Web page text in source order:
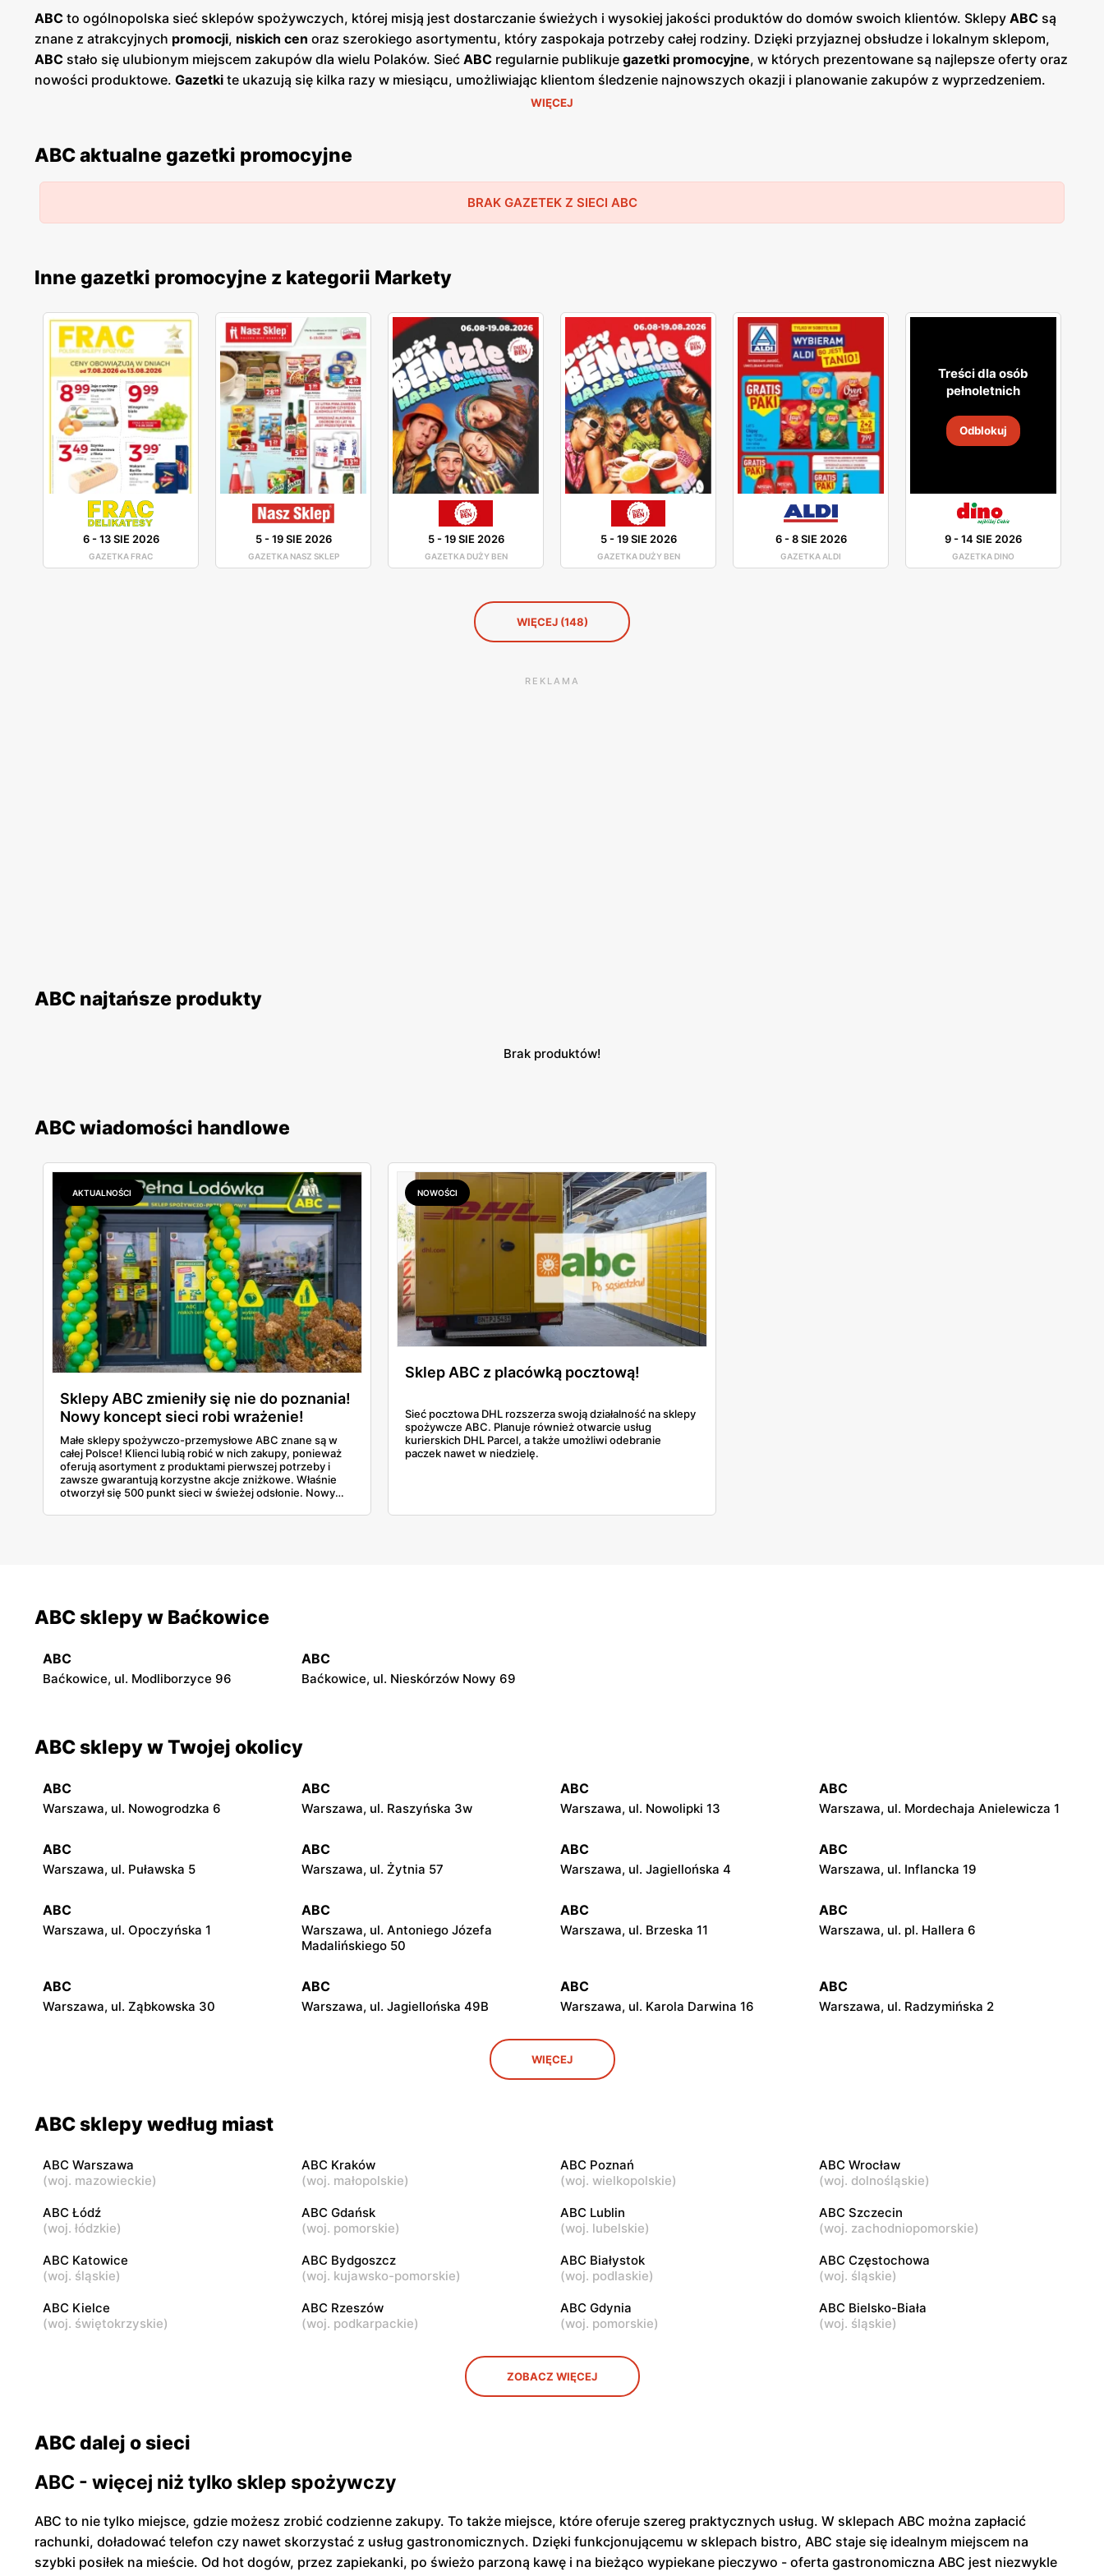
ABC to ogólnopolska sieć sklepów spożywczych, której misją jest dostarczanie świeżych i wysokiej jakości produktów do domów swoich klientów. Sklepy ABC są
znane z atrakcyjnych promocji, niskich cen oraz szerokiego asortymentu, który zaspokaja potrzeby całej rodziny. Dzięki przyjaznej obsłudze i lokalnym sklepom,
ABC stało się ulubionym miejscem zakupów dla wielu Polaków. Sieć ABC regularnie publikuje gazetki promocyjne, w których prezentowane są najlepsze oferty oraz
nowości produktowe. Gazetki te ukazują się kilka razy w miesiącu, umożliwiając klientom śledzenie najnowszych okazji i planowanie zakupów z wyprzedzeniem.
Dostępne są one zarówno w formie papierowej w sklepach, jak i w wersji online na stronie internetowej sieci. Jednym z kluczowych atutów sieci
wysoką jakość oferowanych artykułów. W ofercie sklepów
drobne AGD. Klienci mogą liczyć na częstepromocje, programy lojalnościowe oraz sezonowe wyprzedaże, które umożliwiają dodatkowe oszczędności. Sieć stawia
na transparentność cen oraz przejrzyste zasady promocji, co zyskało uznanie wśród stałych klientów. Sieć
Regularnegazetki promocyjne,niskie cenyoraz lokalne zaangażowanie to elementy, które przyciągają do sklepówABCszerokie grono zadowolonych klientów,
WIĘCEJ
ABC aktualne gazetki promocyjne
BRAK GAZETEK Z SIECI ABC
Inne gazetki promocyjne z kategorii Markety
6-13 SIE 2026
GAZETKA FRAC
5-19 SIE 2026
GAZETKA NASZ SKLEP
5-19 SIE 2026
GAZETKA DUŻY BEN
5-19 SIE 2026
GAZETKA DUŻY BEN
6-8 SIE 2026
GAZETKA ALDI
Treści dla osób
pełnoletnich
Odblokuj
9-14 SIE 2026
GAZETKA DINO
WIĘCEJ (148)
REKLAMA
ABC najtańsze produkty
Brak produktów!
ABC wiadomości handlowe
AKTUALNOŚCI
Sklepy ABC zmieniły się nie do poznania!
Nowy koncept sieci robi wrażenie!
Małe sklepy spożywczo-przemysłowe ABC znane są w
całej Polsce! Klienci lubią robić w nich zakupy, ponieważ
oferują asortyment z produktami pierwszej potrzeby i
zawsze gwarantują korzystne akcje zniżkowe. Właśnie
otworzył się 500 punkt sieci w świeżej odsłonie. Nowy
więcej!
NOWOŚCI
Sklep ABC z placówką pocztową!
Sieć pocztowa DHL rozszerza swoją działalność na sklepy
spożywcze ABC. Planuje również otwarcie usług
kurierskich DHL Parcel, a także umożliwi odebranie
paczek nawet w niedzielę.
ABC sklepy w Baćkowice
ABC
Baćkowice, ul. Modliborzyce 96
ABC
Baćkowice, ul. Nieskórzów Nowy 69
ABC sklepy w Twojej okolicy
ABC
Warszawa, ul. Nowogrodzka 6
ABC
Warszawa, ul. Raszyńska 3w
ABC
Warszawa, ul. Nowolipki 13
ABC
Warszawa, ul. Mordechaja Anielewicza 1
ABC
Warszawa, ul. Puławska 5
ABC
Warszawa, ul. Żytnia 57
ABC
Warszawa, ul. Jagiellońska 4
ABC
Warszawa, ul. Inflancka 19
ABC
Warszawa, ul. Opoczyńska 1
ABC
Warszawa, ul. Antoniego Józefa
Madalińskiego 50
ABC
Warszawa, ul. Brzeska 11
ABC
Warszawa, ul. pl. Hallera 6
ABC
Warszawa, ul. Ząbkowska 30
ABC
Warszawa, ul. Jagiellońska 49B
ABC
Warszawa, ul. Karola Darwina 16
ABC
Warszawa, ul. Radzymińska 2
Warszawa, ul. Grochowska 321
Warszawa, ul. Kowieńska 20
ABC
Warszawa, ul. Staniewicka 24
ABC
Warszawa, ul. Ludwika Kickiego 12
ABC
Warszawa, ul. Grenadierów 2
ABC
Warszawa, ul. Jana Kochanowskiego 39
ABC ABC ABC ABC
WIĘCEJ
ABC sklepy według miast
ABC Warszawa
(woj. mazowieckie)
ABC Kraków
(woj. małopolskie)
ABC Poznań
(woj. wielkopolskie)
ABC Wrocław
(woj. dolnośląskie)
ABC Łódź
(woj. łódzkie)
ABC Gdańsk
(woj. pomorskie)
ABC Lublin
(woj. lubelskie)
ABC Szczecin
(woj. zachodniopomorskie)
ABC Katowice
(woj. śląskie)
ABC Bydgoszcz
(woj. kujawsko-pomorskie)
ABC Białystok
(woj. podlaskie)
ABC Częstochowa
(woj. śląskie)
ABC Kielce
(woj. świętokrzyskie)
ABC Rzeszów
(woj. podkarpackie)
ABC Gdynia
(woj. pomorskie)
ABC Bielsko-Biała
(woj. śląskie)
ZOBACZ WIĘCEJ
ABC dalej o sieci
ABC - więcej niż tylko sklep spożywczy
ABC to nie tylko miejsce, gdzie możesz zrobić codzienne zakupy. To także miejsce, które oferuje szereg praktycznych usług. W sklepach ABC można zapłacić
rachunki, doładować telefon czy nawet skorzystać z usług gastronomicznych. Dzięki funkcjonującemu w sklepach bistro, ABC staje się idealnym miejscem na
szybki posiłek na mieście. Od hot dogów, przez zapiekanki, po świeżo parzoną kawę i na bieżąco wypiekane pieczywo - oferta gastronomiczna ABC jest niezwykle